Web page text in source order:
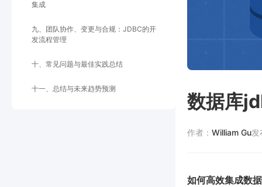
集成
九、团队协作、变更与合规：JDBC的开
发流程管理
十、常见问题与最佳实践总结
十一、总结与未来趋势预测
数据库
作者： William Gu发
如何高效集成数